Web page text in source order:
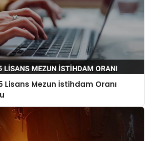
Lisans Mezun İstihdam Oranı